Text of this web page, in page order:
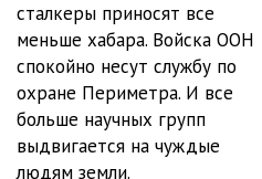
сталкеры приносят все
меньше хабара. Войска ООН
спокойно несут службу по
охране Периметра. И все
больше научных групп
выдвигается на чуждые
людям земли.